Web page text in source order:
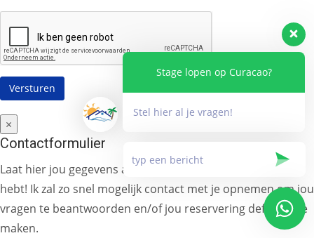
×
Contactformulier
Laat hier jou gegevens achter en stel alle vragen die je
hebt! Ik zal zo snel mogelijk contact met je opnemen om jou
vragen te beantwoorden en/of jou reservering definitief te
maken.
Stage lopen op Curacao?
Stel hier al je vragen!